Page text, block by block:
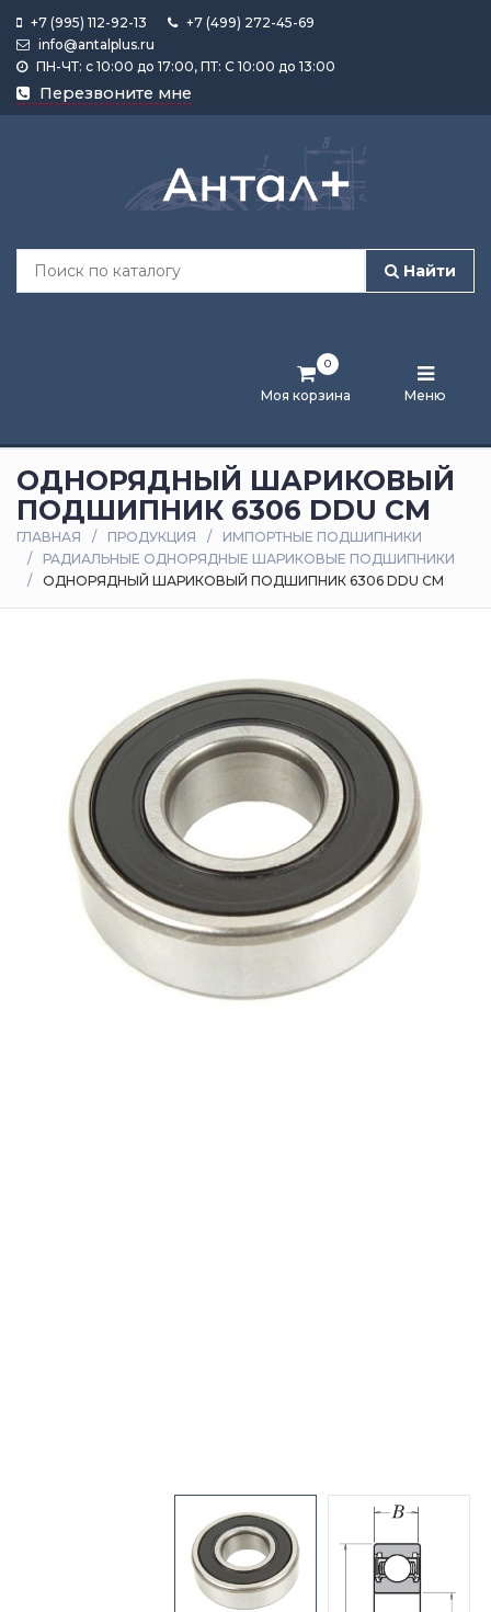
+7 (995) 112-92-13
+7 (499) 272-45-69
info@antalplus.ru
ПН-ЧТ: с 10:00 до 17:00, ПТ: С 10:00 до 13:00
Перезвоните мне
Найти
Моя корзина
0
Меню
Каталог
продукции
Лента
и
статьи
Оплата
доставка
ОДНОРЯДНЫЙ ШАРИКОВЫЙ
ПОДШИПНИК 6306 DDU CM
ГЛАВНАЯ ПРОДУКЦИЯ
ИМПОРТНЫЕ ПОДШИПНИКИ
РАДИАЛЬНЫЕ ОДНОРЯДНЫЕ ШАРИКОВЫЕ ПОДШИПНИКИ
ОДНОРЯДНЫЙ ШАРИКОВЫЙ ПОДШИПНИК 6306 DDU CM